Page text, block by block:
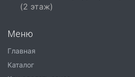
(2 этаж)
Меню
Главная
Каталог